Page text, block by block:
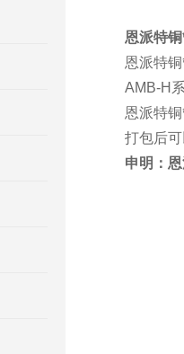
恩派特
恩派特
AMB-H
恩派特
打包后
申明：